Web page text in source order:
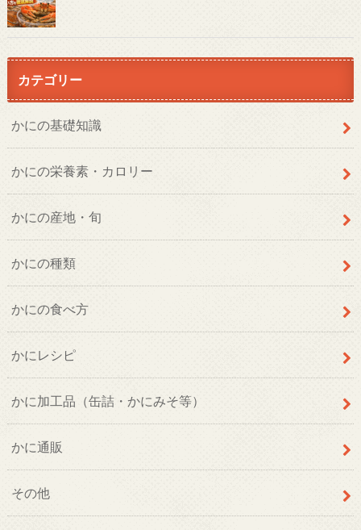
カテゴリー
かにの基礎知識
かにの栄養素・カロリー
かにの産地・旬
かにの種類
かにの食べ方
かにレシピ
かに加工品（缶詰・かにみそ等）
かに通販
その他